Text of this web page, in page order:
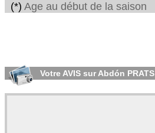
(*) Age au début de la saison
Votre AVIS sur Abdón PRATS